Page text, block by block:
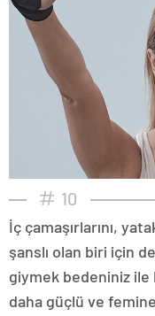
10
İç çamaşırlarını,
şanslı olan biri için
giymek bedeniniz ile
daha güçlü ve